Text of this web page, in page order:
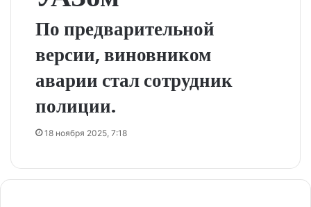
По предварительной
версии, виновником
аварии стал сотрудник
полиции.
18 ноября 2025, 7:18